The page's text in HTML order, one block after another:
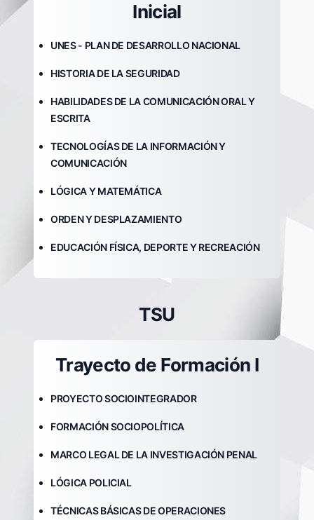
Inicial
UNES - PLAN DE DESARROLLO NACIONAL
HISTORIA DE LA SEGURIDAD
HABILIDADES DE LA COMUNICACIÓN ORAL Y
ESCRITA
TECNOLOGÍAS DE LA INFORMACIÓN Y
COMUNICACIÓN
LÓGICA Y MATEMÁTICA
ORDEN Y DESPLAZAMIENTO
EDUCACIÓN FÍSICA, DEPORTE Y RECREACIÓN
TSU
Trayecto de Formación I
PROYECTO SOCIOINTEGRADOR
FORMACIÓN SOCIOPOLÍTICA
MARCO LEGAL DE LA INVESTIGACIÓN PENAL
LÓGICA POLICIAL
TÉCNICAS BÁSICAS DE OPERACIONES